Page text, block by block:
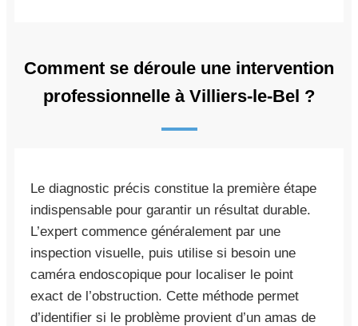
Comment se déroule une intervention
professionnelle à Villiers-le-Bel ?
Le diagnostic précis constitue la première étape
indispensable pour garantir un résultat durable.
L’expert commence généralement par une
inspection visuelle, puis utilise si besoin une
caméra endoscopique pour localiser le point
exact de l’obstruction. Cette méthode permet
d’identifier si le problème provient d’un amas de